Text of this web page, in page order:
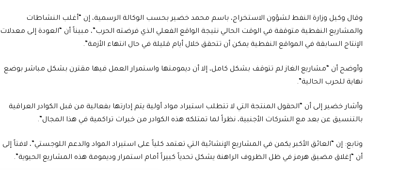
وقال وكيل وزارة النفط لشؤون الاستخراج، باسم محمد خضير بحسب الوكالة الرسمية، إن “أغلب النشاطات
والمشاريع النفطية متوقفة في الوقت الحالي نتيجة الواقع الفعلي الذي فرضته الحرب”، مبيناً أن “العودة إلى معدلات
الإنتاج السابقة في المواقع النفطية يمكن أن تتحقق خلال أيام قليلة في حال انتهاء الأزمة”.
وأوضح أن “مشاريع الغاز لم تتوقف بشكل كامل، إلا أن ديمومتها واستمرار العمل فيها مقترن بشكل مباشر بوضع
نهاية للحرب الحالية”.
وأشار خضير إلى أن “الحقول المنتجة التي لا تتطلب استيراد مواد أولية يتم إدارتها بفعالية من قبل الكوادر العراقية
بالتنسيق عن بعد مع الشركات الأجنبية، نظراً لما تمتلكه هذه الكوادر من خبرات تراكمية في هذا المجال”.
وتابع: إن “العائق الأكبر يكمن في المشاريع الإنشائية التي تعتمد كلياً على استيراد المواد والدعم اللوجستي”، لافتاً إلى
أن “إغلاق مضيق هرمز في ظل الظروف الراهنة يشكل تحدياً كبيراً أمام استمرار وديمومة هذه المشاريع الحيوية”.